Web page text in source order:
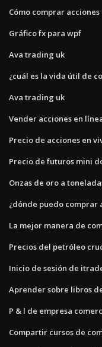
Cómo comprar
Gráfico fx para wpf
Ava trading uk
¿cuál es la vida útil de
Ava trading uk
Vender acciones en
Precio de acciones en
Precio de futuros mini
Onzas de oro a
¿dónde puedo comprar
La mejor manera de
Precios del petróleo
Inicio de sesión de
Aprender sobre libros
P & l de empresa
Compartir cursos de